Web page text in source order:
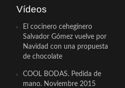
Vídeos
El cocinero ceheginero
Salvador Gómez vuelve por
Navidad con una propuesta
de chocolate
COOL BODAS. Pedida de
mano. Noviembre 2015